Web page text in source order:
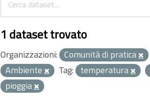
1 dataset trovato
Organizzazioni: Comunità di pratica
Ambiente
Tag: temperatura
pioggia